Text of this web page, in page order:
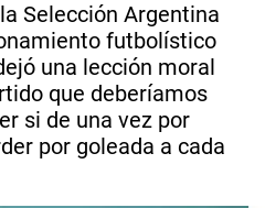
Selección Argentina
futbolístico
una lección moral
que deberíamos
si de una vez por
por goleada a cada